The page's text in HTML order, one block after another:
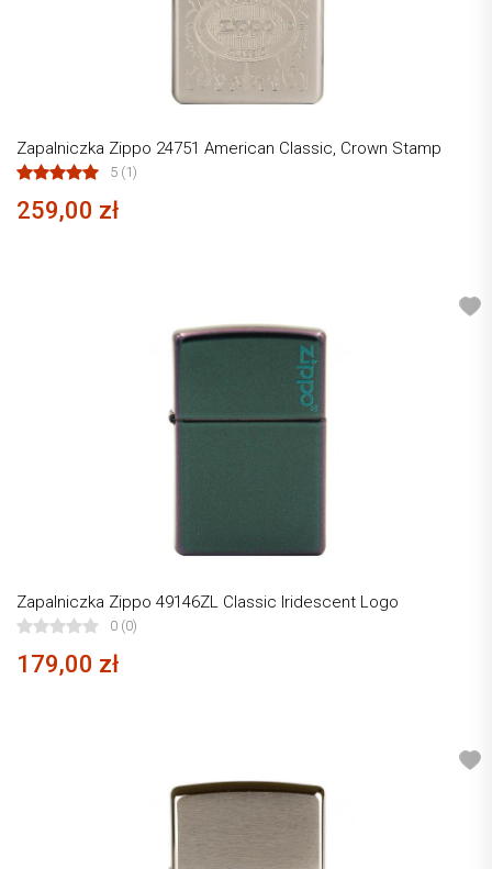
Zapalniczka Zippo 24751 American Classic, Crown Stamp
5 (1)
259,00 zł
Zapalniczka Zippo 49146ZL Classic Iridescent Logo
0 (0)
179,00 zł